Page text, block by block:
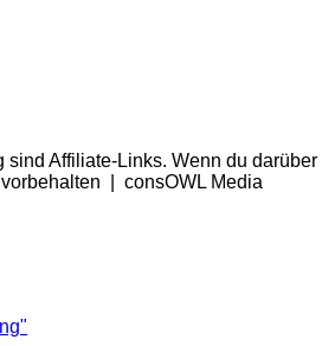
Affiliate-Links. Wenn du
| consOWL Media